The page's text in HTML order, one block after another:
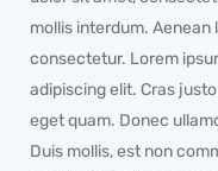
mollis interdum. Aenean
consectetur. Lorem
adipiscing elit. Cras
eget quam. Donec
Duis mollis, est non